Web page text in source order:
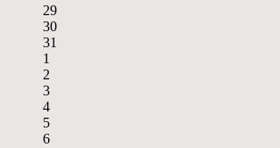
29
30
31
1
2
3
4
5
6